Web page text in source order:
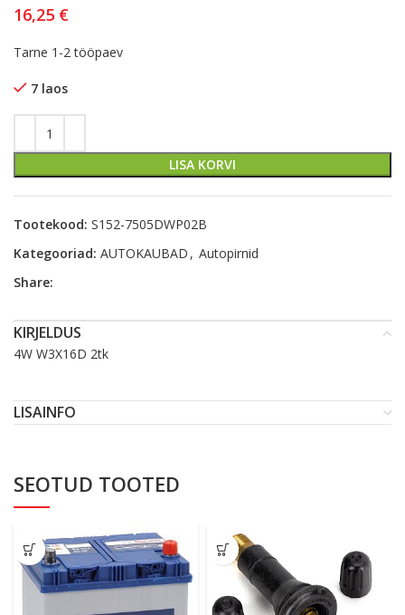
16,25 €
Tarne 1-2 tööpaev
7 laos
LISA KORVI
Tootekood: S152-7505DWP02B
Kategooriad: AUTOKAUBAD , Autopirnid
Share:
KIRJELDUS
4W W3X16D 2tk
LISAINFO
SEOTUD TOOTED